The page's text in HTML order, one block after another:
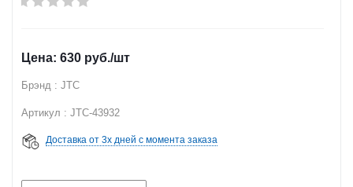
630 руб./шт
Брэнд : JTC
Артикул : JTC-43932
Доставка от 3х дней с момента заказа